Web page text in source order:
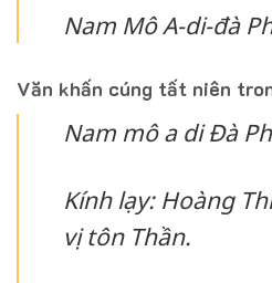
Nam Mô A-di-đà
Văn khấn cúng tất niên
Nam mô a di Đà
Kính lạy: Hoàng
vị tôn Thần.